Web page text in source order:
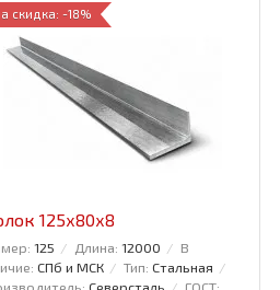
скидка: -18%
125x80x8
125 Длина: 12000
В
СПб и МСК Тип: Стальная